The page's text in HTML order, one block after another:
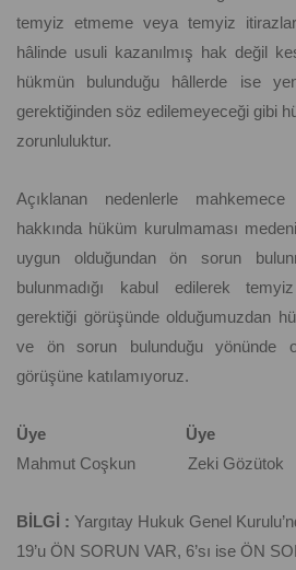
temyiz etmeme veya temyiz
hâlinde usuli kazanılmış hak değil
hükmün bulunduğu hâllerde ise
gerektiğinden söz edilemeyeceği gibi
zorunluluktur.
Açıklanan nedenlerle
hakkında hüküm kurulmaması
uygun olduğundan ön sorun
bulunmadığı kabul edilerek
gerektiği görüşünde olduğumuzdan
ve ön sorun bulunduğu yönünde
görüşüne katılamıyoruz.
Üye Üye
Mahmut Coşkun Zeki Gözütok
BİLGİ : Yargıtay Hukuk Genel
19’u ÖN SORUN VAR, 6’sı ise ÖN